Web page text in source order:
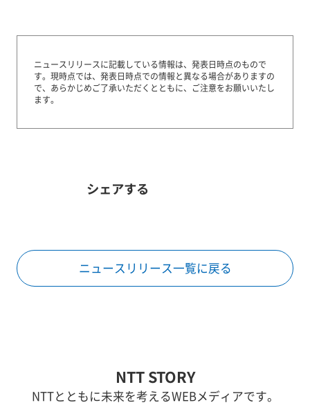
ニュースリリースに記載している情報は、発表日時点のもので
す。 現時点では、発表日時点での情報と異なる場合がありますの
で、あらかじめご了承いただくとともに、ご注意をお願いいたし
ます。
シェアする
ニュースリリース一覧に戻る
NTT STORY
NTTとともに未来を考えるWEBメディアです。